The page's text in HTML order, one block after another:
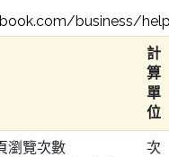
business/
計
算
單
位
瀏覽次數
次